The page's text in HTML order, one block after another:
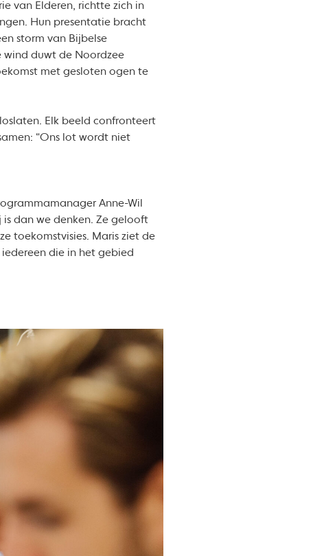
van Elderen, richtte zich in
Hun presentatie bracht
storm van Bijbelse
wind duwt de Noordzee
met gesloten ogen te
Elk beeld confronteert
“Ons lot wordt niet
Anne-Wil
dan we denken. Ze gelooft
toekomstvisies. Maris ziet de
die in het gebied